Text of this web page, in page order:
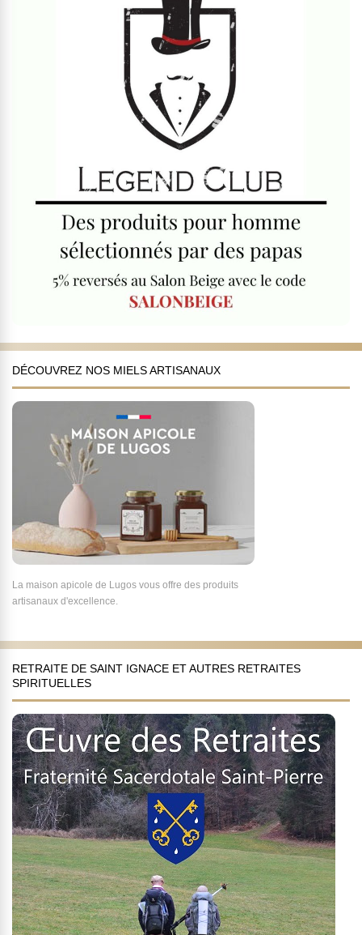
DÉCOUVREZ NOS MIELS ARTISANAUX
La maison apicole de Lugos vous offre des produits
artisanaux d'excellence.
RETRAITE DE SAINT IGNACE ET AUTRES RETRAITES
SPIRITUELLES